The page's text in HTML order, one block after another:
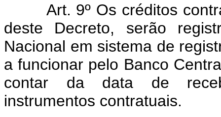
Art. 9º Os créditos
deste Decreto, serão
Nacional em sistema de
a funcionar pelo Banco
contar da data de
instrumentos contratuais.